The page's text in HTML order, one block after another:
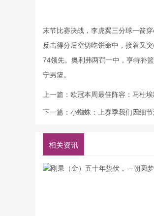
末节比赛决战，李虎翼三分球一箭
反击得分后空切吃饼命中，接着又
74领先。奥利弗两罚一中，亨特补
宁男篮。
上一篇： 欧冠本周最佳阵容：马杜
下一篇： 小蜘蛛：上赛季我们因细
相关资讯